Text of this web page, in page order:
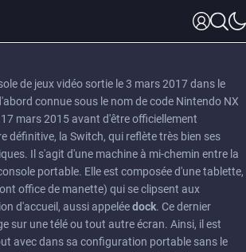
de jeux vidéo sortie le 3 mars 2017 dans le
connue sous le nom de code Nintendo NX
mars 2015 avant d'être officiellement
définitive, la Switch, qui reflète très bien ses
Il s'agit d'une machine à mi-chemin entre la
portable. Elle est composée d'une tablette,
office de manette) qui se clipsent aux
d'accueil, aussi appeléedock. Ce dernier
sur une télé ou tout autre écran. Ainsi, il est
avec dans sa configuration portable sans le